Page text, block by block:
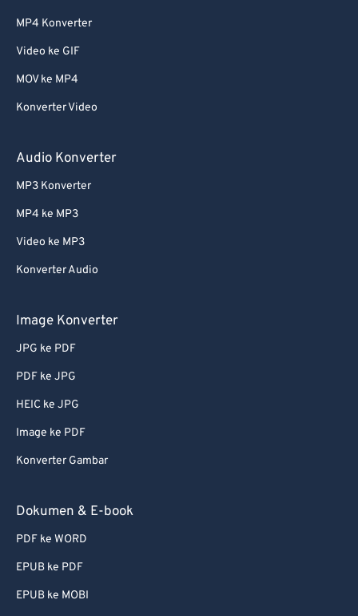
MP4 Konverter
Video ke GIF
MOV ke MP4
Konverter Video
Audio Konverter
MP3 Konverter
MP4 ke MP3
Video ke MP3
Konverter Audio
Image Konverter
JPG ke PDF
PDF ke JPG
HEIC ke JPG
Image ke PDF
Konverter Gambar
Dokumen & E-book
PDF ke WORD
EPUB ke PDF
EPUB ke MOBI